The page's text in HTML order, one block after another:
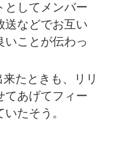
としてメンバー
送などでお互い
いことが伝わっ
たときも、リリ
てあげてフィー
たそう。